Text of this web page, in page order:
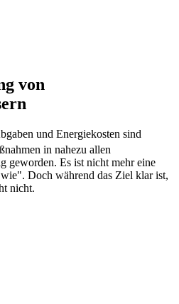
von
und Energiekosten sind
in nahezu allen
geworden. Es ist nicht mehr eine
Doch während das Ziel klar ist,
nicht.